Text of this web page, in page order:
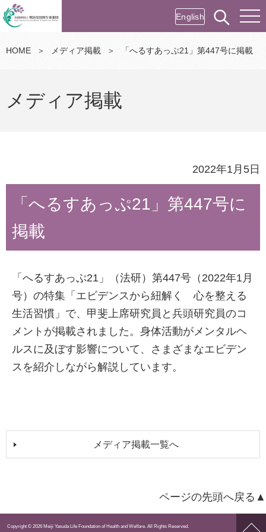
English
HOME ＞ メディア掲載 ＞ 「へるすあっぷ21」第447号に掲載
メディア掲載
2022年1月5日
「へるすあっぷ21」第447号に
掲載
「へるすあっぷ21」（法研）第447号（2022年1月
号）の特集「エビデンスから紐解く 心を整える
生活習慣」で、甲斐上席研究員と兵頭研究員のコ
メントが掲載されました。身体活動がメンタルヘ
ルスに及ぼす影響について、さまざまなエビデン
スを紹介しながら解説しています。
メディア掲載一覧へ
ページの先頭へ戻る▲
ペー
Copyright © 2026 Meiji Yasuda Life Foundation of Health and Welfare. All Rights Reserved.